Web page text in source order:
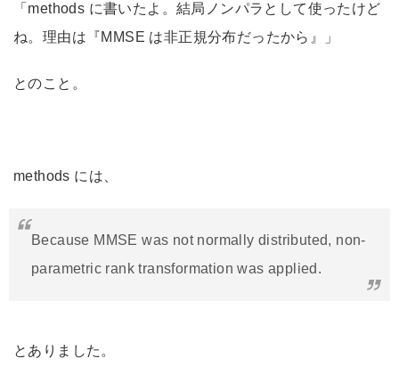
「methods に書いたよ。結局ノンパラとして使ったけど
ね。理由は『MMSE は非正規分布だったから』」
とのこと。
methods には、
Because MMSE was not normally distributed, non-
parametric rank transformation was applied.
とありました。